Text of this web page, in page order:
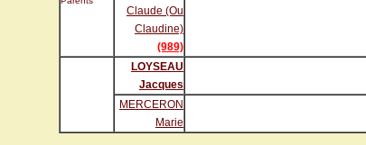
Claude (Ou
Claudine)
(989)
LOYSEAU
Jacques
MERCERON
Marie